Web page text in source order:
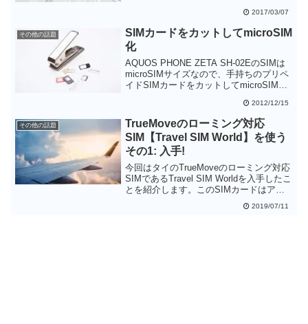
SIMを使用する方法の２つがあります。
自分の使用パターンに応じて最適な法を
利用したいところです。
2017/03/07
その他の話題
SIMカードをカットしてmicroSIM
化
AQUOS PHONE ZETA SH-02EのSIMは
microSIMサイズなので、手持ちのプリペ
イドSIMカードをカットしてmicroSIMサ
2012/12/15
その他の話題
TrueMoveのローミング対応
SIM【Travel SIM World】を使う
その1: 入手!
今回はタイのTrueMoveのローミング対応
SIMであるTravel SIM Worldを入手したこ
とを紹介します。このSIMカードはアジ
ア・ヨーロッパを中心に50ヶ国以上でデ
ータ通信が可能なプリペイドSIMカード
2019/07/11